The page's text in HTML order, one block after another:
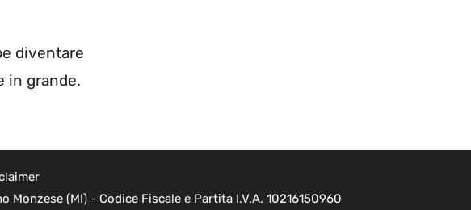
diventare
in grande.
(MI) - Codice Fiscale e Partita I.V.A. 10216150960